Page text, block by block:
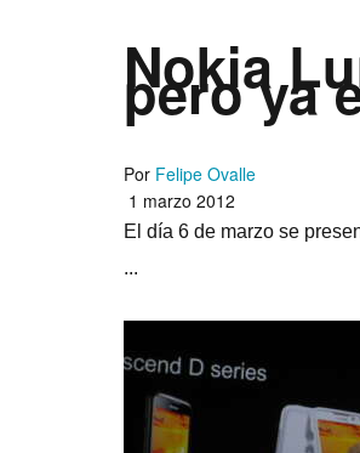
Nokia
pero ya
Por Felipe Ovalle
1 marzo 2012
El dí­a 6 de marzo se
...